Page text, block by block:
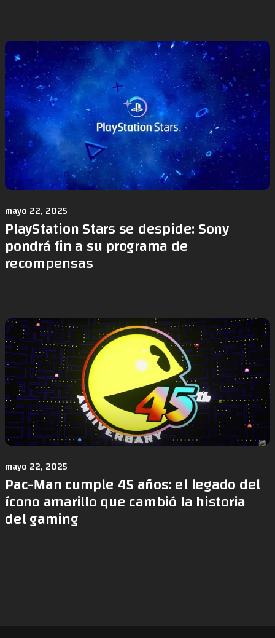
mayo 22, 2025
PlayStation Stars se despide: Sony
pondrá fin a su programa de
recompensas
mayo 22, 2025
Pac-Man cumple 45 años: el legado del
ícono amarillo que cambió la historia
del gaming